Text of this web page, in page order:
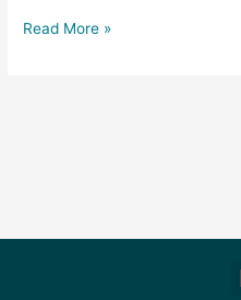
Read More »